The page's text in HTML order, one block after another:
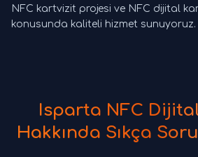
NFC kartvizit projesi ve NFC dijital
konusunda kaliteli hizmet sunuyoruz.
Isparta NFC
Hakkında Sıkça